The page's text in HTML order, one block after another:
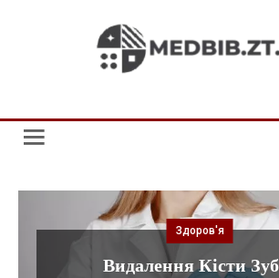
Здоров'я
Видалення Кісти